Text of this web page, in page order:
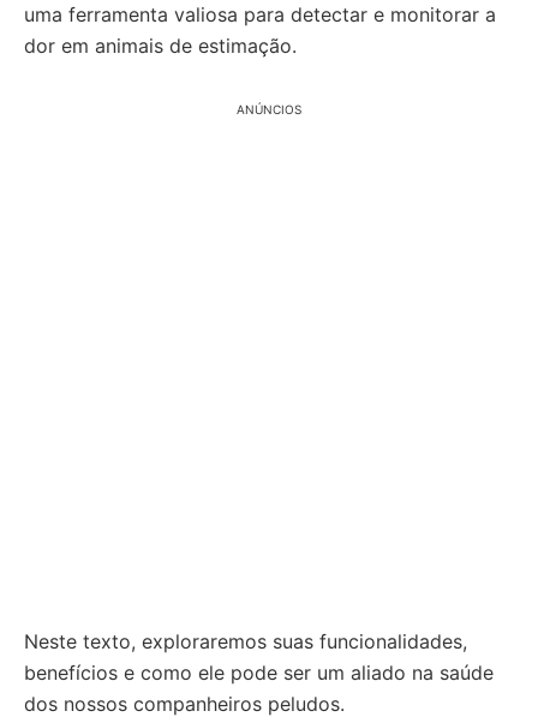
uma ferramenta valiosa para detectar e monitorar a
dor em animais de estimação.
ANÚNCIOS
Neste texto, exploraremos suas funcionalidades,
benefícios e como ele pode ser um aliado na saúde
dos nossos companheiros peludos.